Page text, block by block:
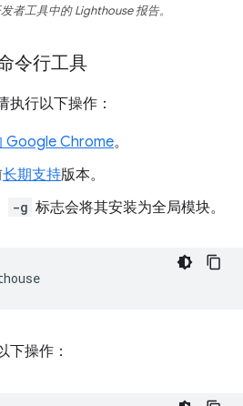
者工具中的 Lighthouse 报告。
令行工具
执行以下操作：
Google Chrome。
长期支持版本。
-g 标志会将其安装为全局模块。
下操作：